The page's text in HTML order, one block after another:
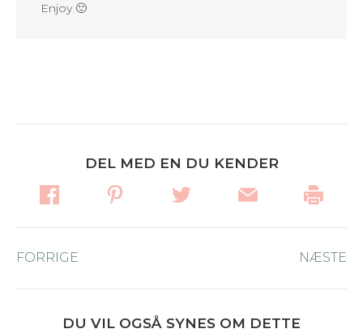
Enjoy 🙂
DEL MED EN DU KENDER
navigation
FORRIGE NÆSTE
DU VIL OGSÅ SYNES OM DETTE